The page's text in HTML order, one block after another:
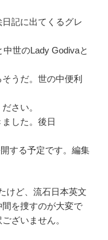
記に出てくるグレ
世のLady Godivaと
うだ。世の中便利
さい。
した。後日
する予定です。編集
けど、流石日本英文
を捜すのが大変で
ざいません。